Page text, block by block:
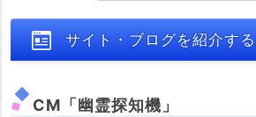
サイト・ブログを紹介する
CM「幽霊探知機」